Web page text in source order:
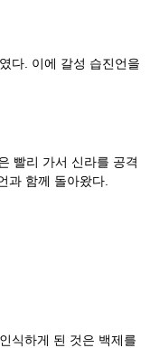
다. 이에 갈성 습진언을
빨리 가서 신라를 공격
과 함께 돌아왔다.
식하게 된 것은 백제를